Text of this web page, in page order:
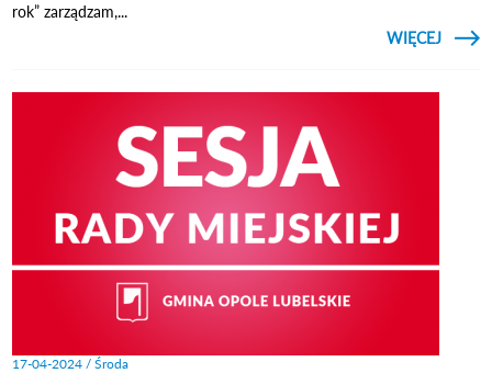
rok” zarządzam,...
CZYTAJ
WIĘCEJ
17-04-2024 / Środa